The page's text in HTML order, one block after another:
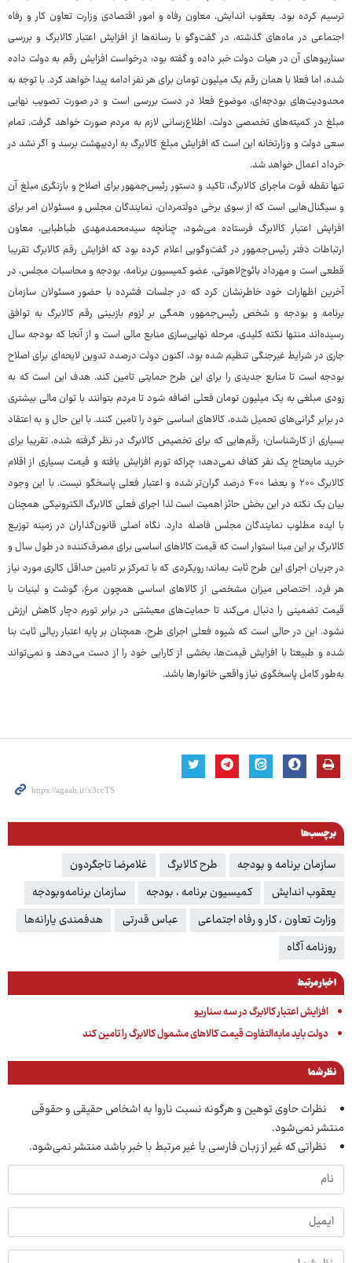
ترسیم کرده بود. یعقوب اندایش، معاون رفاه و امور اقتصادی وزارت تعاون کار و رفاه
اجتماعی در ماه‌های گذشته، در گفت‌وگو با رسانه‌ها از افزایش اعتبار کالابرگ و بررسی
سناریوهای آن در هیات دولت خبر داده و گفته بود: درخواست افزایش رقم به دولت داده
شده، اما فعلا با همان رقم یک میلیون تومان برای هر نفر ادامه پیدا خواهد کرد. با توجه به
محدودیت‌های بودجه‌ای، موضوع فعلا در دست بررسی است و در صورت تصویب نهایی
مبلغ در کمیته‌های تخصصی دولت، اطلاع‌رسانی لازم به مردم صورت خواهد گرفت. تمام
سعی دولت و وزارتخانه این است که افزایش مبلغ کالابرگ به اردیبهشت برسد و اگر نشد در
خرداد اعمال خواهد شد.
تنها نقطه قوت ماجرای کالابرگ، تاکید و دستور رئیس‌جمهور برای اصلاح و بازنگری مبلغ آن
و سیگنال‌هایی است که از سوی برخی دولتمردان، نمایندگان مجلس و مسئولان امر برای
افزایش اعتبار کالابرگ فرستاده می‌شود، چنانچه سیدمحمدمهدی طباطبایی، معاون
ارتباطات دفتر رئیس‌جمهور در گفت‌وگویی اعلام کرده بود که افزایش رقم کالابرگ تقریبا
قطعی است و مهرداد بائوج‌لاهوتی، عضو کمیسیون برنامه، بودجه و محاسبات مجلس، در
آخرین اظهارات خود خاطرنشان کرد که در جلسات فشرده با حضور مسئولان سازمان
برنامه و بودجه و شخص رئیس‌جمهور، همگی بر لزوم بازبینی رقم کالابرگ به توافق
رسیده‌اند منتها نکته کلیدی، مرحله نهایی‌سازی منابع مالی است و از آنجا که بودجه سال
جاری در شرایط غیرجنگی تنظیم شده بود، اکنون دولت درصدد تدوین لایحه‌ای برای اصلاح
بودجه است تا منابع جدیدی را برای این طرح حمایتی تامین کند. هدف این است که به
زودی مبلغی به یک میلیون تومان فعلی اضافه شود تا مردم بتوانند با توان مالی بیشتری
در برابر گرانی‌های تحمیل شده، کالاهای اساسی خود را تامین کنند. با این حال و به اعتقاد
بسیاری از کارشناسان؛ رقم‌هایی که برای تخصیص کالابرگ در نظر گرفته شده، تقریبا برای
خرید مایحتاج یک نفر کفاف نمی‌دهد؛ چراکه تورم افزایش یافته و قیمت بسیاری از اقلام
کالابرگ ۲۰۰ و بعضا ۴۰۰ درصد گران‌تر شده و اعتبار فعلی پاسخگو نیست. با این وجود
بیان یک نکته در این بخش حائز اهمیت است لذا اجرای فعلی کالابرگ الکترونیکی همچنان
با ایده مطلوب نمایندگان مجلس فاصله دارد. نگاه اصلی قانون‌گذاران در زمینه توزیع
کالابرگ بر این مبنا استوار است که قیمت کالاهای اساسی برای مصرف‌کننده در طول سال و
در جریان اجرای این طرح ثابت بماند؛ رویکردی که با تمرکز بر تامین حداقل کالری مورد نیاز
هر فرد، اختصاص میزان مشخصی از کالاهای اساسی همچون مرغ، گوشت و لبنیات با
قیمت تضمینی را دنبال می‌کند تا حمایت‌های معیشتی در برابر تورم دچار کاهش ارزش
نشود. این در حالی است که شیوه فعلی اجرای طرح، همچنان بر پایه اعتبار ریالی ثابت بنا
شده و طبیعتا با افزایش قیمت‌ها، بخشی از کارایی خود را از دست می‌دهد و نمی‌تواند
به‌طور کامل پاسخگوی نیاز واقعی خانوارها باشد.
برچسب‌ها
سازمان برنامه و بودجه طرح کالابرگ
غلامرضا تاجگردون
یعقوب اندایش
کمیسیون برنامه ، بودجه
سازمان برنامه‌وبودجه
وزارت تعاون ، کار و رفاه اجتماعی
عباس قدرتی
هدفمندی یارانه‌ها
روزنامه آگاه
اخبار مرتبط
افزایش اعتبار کالابرگ در سه سناریو
دولت باید مابه‌التفاوت قیمت کالاهای مشمول کالابرگ را تامین کند
نظر شما
نظرات حاوی توهین و هرگونه نسبت ناروا به اشخاص حقیقی و حقوقی
منتشر نمی‌شود.
نظراتی که غیر از زبان فارسی یا غیر مرتبط با خبر باشد منتشر نمی‌شود.